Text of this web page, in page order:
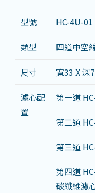
型號 HC-4U-01
類型 四道中空
尺寸 寬33 X 深
濾心配
置
第一道
第二道
第三道
第四道
碳纖維濾